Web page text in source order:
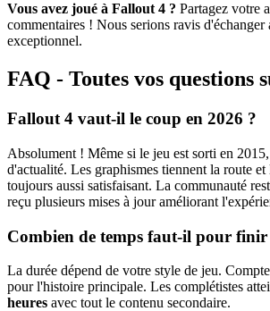
Vous avez joué à Fallout 4 ? Partagez votre
commentaires ! Nous serions ravis d'échanger
exceptionnel.
FAQ - Toutes vos questions
Fallout 4 vaut-il le coup en 2026 ?
Absolument ! Même si le jeu est sorti en
d'actualité. Les graphismes tiennent la route et
toujours aussi satisfaisant. La communauté
reçu plusieurs mises à jour améliorant
Combien de temps faut-il pour
La durée dépend de votre style de jeu.
pour l'histoire principale. Les complétistes
heures avec tout le contenu secondaire.